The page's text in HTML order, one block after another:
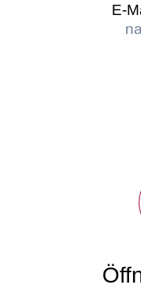
E-